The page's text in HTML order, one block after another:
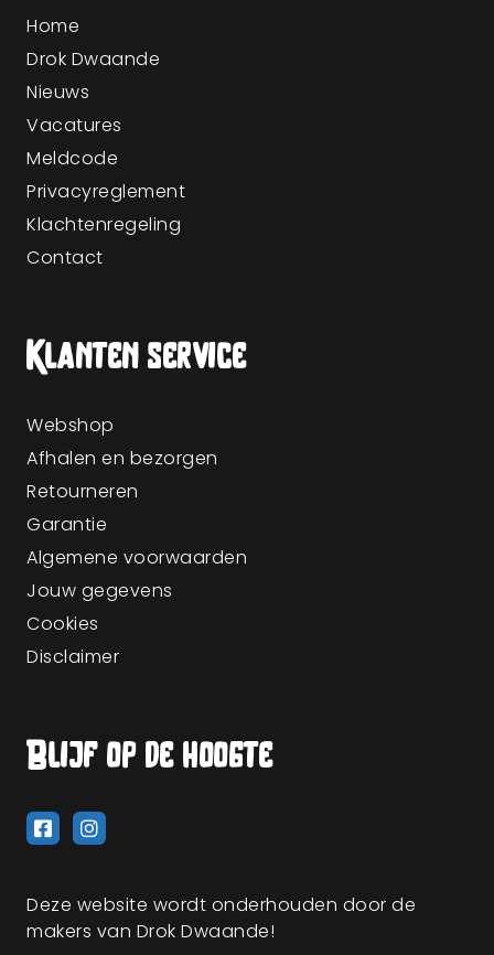
Home
Drok Dwaande
Nieuws
Vacatures
Meldcode
Privacyreglement
Klachtenregeling
Contact
Klanten service
Webshop
Afhalen en bezorgen
Retourneren
Garantie
Algemene voorwaarden
Jouw gegevens
Cookies
Disclaimer
Blijf op de hoogte
Deze website wordt onderhouden door de
makers van Drok Dwaande!